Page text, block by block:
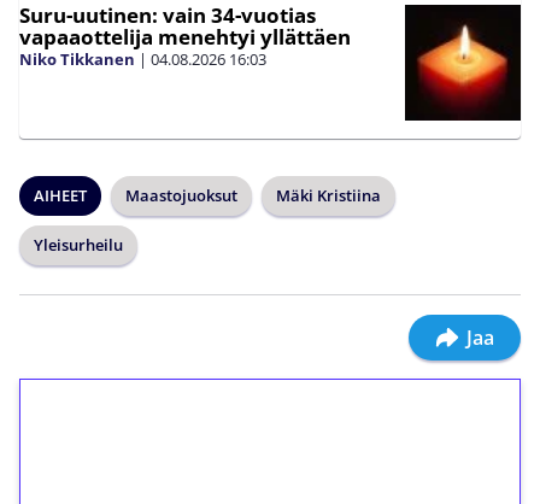
Suru-uutinen: vain 34-vuotias
vapaaottelija menehtyi yllättäen
Niko Tikkanen | 04.08.2026 16:03
AIHEET Maastojuoksut Mäki Kristiina
Yleisurheilu
Jaa